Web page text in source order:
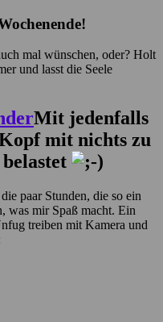
mal wünschen, oder? Holt
und lasst die Seele
Mit jedenfalls
mit nichts zu
paar Stunden, die so ein
was mir Spaß macht. Ein
treiben mit Kamera und